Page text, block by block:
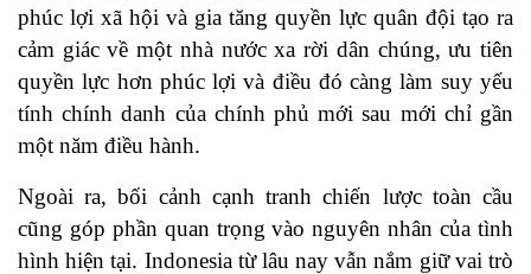
phúc lợi xã hội và gia tăng quyền lực quân đội tạo ra
cảm giác về một nhà nước xa rời dân chúng, ưu tiên
quyền lực hơn phúc lợi và điều đó càng làm suy yếu
tính chính danh của chính phủ mới sau mới chỉ gần
một năm điều hành.
Ngoài ra, bối cảnh cạnh tranh chiến lược toàn cầu
cũng góp phần quan trọng vào nguyên nhân của tình
hình hiện tại. Indonesia từ lâu nay vẫn nắm giữ vai trò